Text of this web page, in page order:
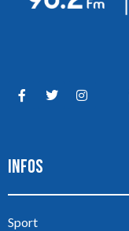
INFOS
Sport